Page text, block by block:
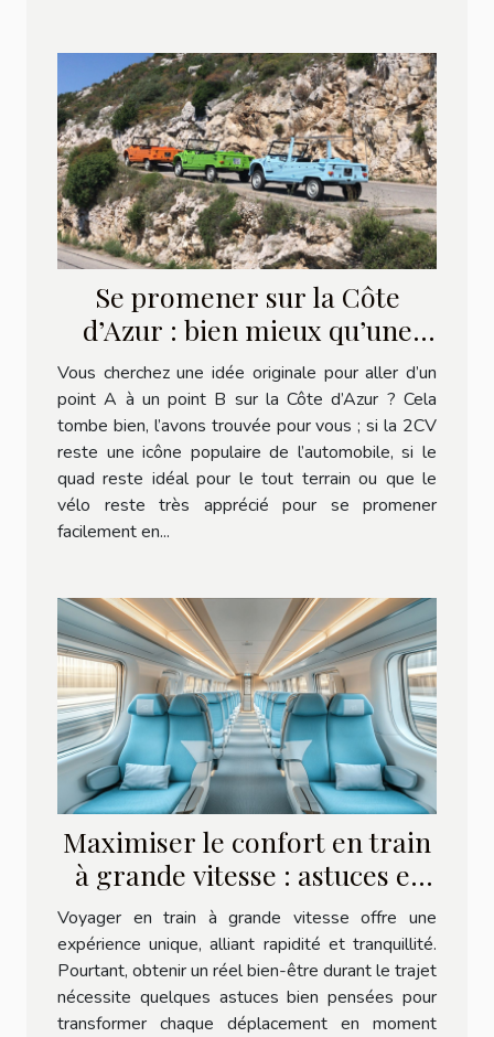
Se promener sur la Côte
d’Azur : bien mieux qu’une
2CV, la Méhari électrique !
Vous cherchez une idée originale pour aller d’un
point A à un point B sur la Côte d’Azur ? Cela
tombe bien, l’avons trouvée pour vous ; si la 2CV
reste une icône populaire de l’automobile, si le
quad reste idéal pour le tout terrain ou que le
vélo reste très apprécié pour se promener
facilement en...
Maximiser le confort en train
à grande vitesse : astuces et
conseils
Voyager en train à grande vitesse offre une
expérience unique, alliant rapidité et tranquillité.
Pourtant, obtenir un réel bien-être durant le trajet
nécessite quelques astuces bien pensées pour
transformer chaque déplacement en moment